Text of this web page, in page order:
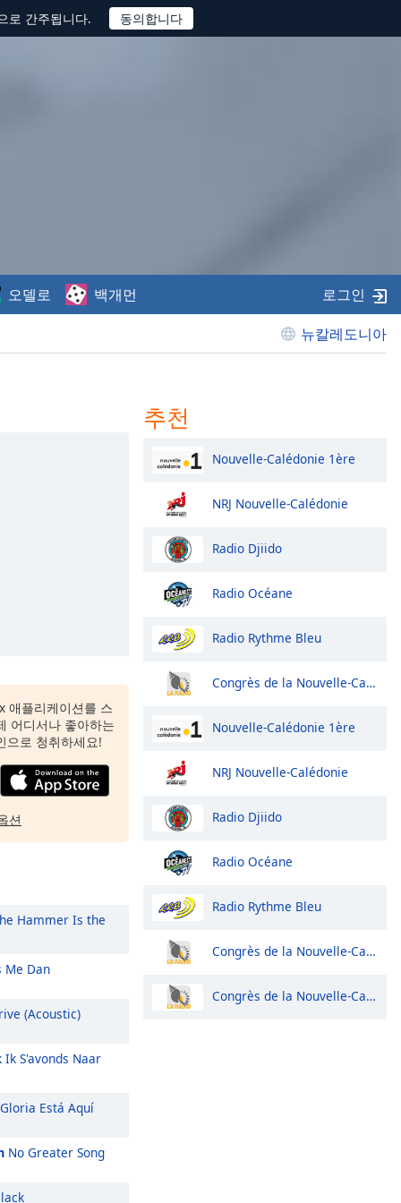
로 간주됩니다.
뉴칼레도니아
오델로 백개먼 로그인
애플리케이션를 스
어디서나 좋아하는
으로 청취하세요!
션
Hammer Is the
Me Dan
(Acoustic)
S'avonds Naar
Está Aquí
No Greater Song
추천
Nouvelle-Calédonie 1ère
NRJ Nouvelle-Calédonie
Radio Djiido
Radio Océane
Radio Rythme Bleu
Congrès de la Nouvelle-Calédonie
Nouvelle-Calédonie 1ère
NRJ Nouvelle-Calédonie
Radio Djiido
Radio Océane
Radio Rythme Bleu
Congrès de la Nouvelle-Calédonie
Congrès de la Nouvelle-Calédonie